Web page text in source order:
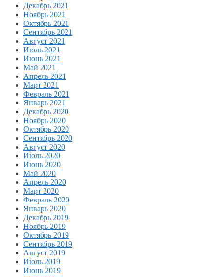
Декабрь 2021
Ноябрь 2021
Октябрь 2021
Сентябрь 2021
Август 2021
Июль 2021
Июнь 2021
Май 2021
Апрель 2021
Март 2021
Февраль 2021
Январь 2021
Декабрь 2020
Ноябрь 2020
Октябрь 2020
Сентябрь 2020
Август 2020
Июль 2020
Июнь 2020
Май 2020
Апрель 2020
Март 2020
Февраль 2020
Январь 2020
Декабрь 2019
Ноябрь 2019
Октябрь 2019
Сентябрь 2019
Август 2019
Июль 2019
Июнь 2019